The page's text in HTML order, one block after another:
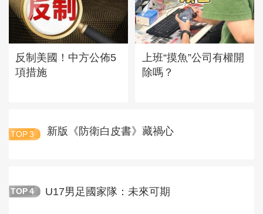
反制美國！中方公佈5
項措施
上班“摸魚”公司有權開
除嗎？
TOP 3 新版《防衛白皮書》藏禍心
TOP 4 U17男足國家隊：未來可期